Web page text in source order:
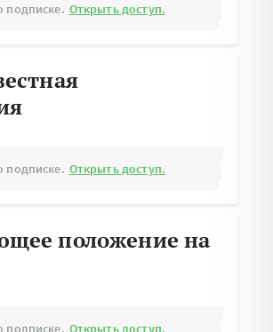
подписке. Открыть доступ.
подписке. Открыть доступ.
положение на
подписке. Открыть доступ.